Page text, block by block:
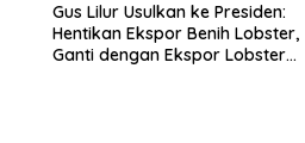
Gus Lilur Usulkan ke Presiden:
Hentikan Ekspor Benih Lobster,
Ganti dengan Ekspor Lobster